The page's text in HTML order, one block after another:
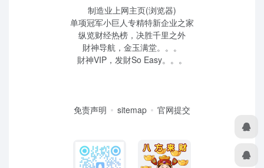
制造业上网主页(浏览器)
单项冠军小巨人专精特新企业之家
纵览财经热榜，决胜千里之外
財神导航，金玉满堂。。。
財神VIP，发財So Easy。。。
免责声明 sitemap 官网提交